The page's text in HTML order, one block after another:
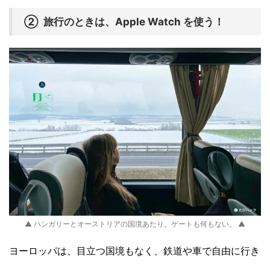
② 旅行のときは、Apple Watch を使う！
▲ ハンガリーとオーストリアの国境あたり。ゲートも何もない。 ▲
ヨーロッパは、目立つ国境もなく、鉄道や車で自由に行き